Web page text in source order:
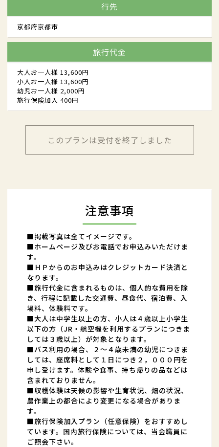
行先
京都府京都市
旅行代金
大人お一人様 13,600円
小人お一人様 13,600円
幼児お一人様 2,000円
旅行保険加入 400円
このプランは受付を終了しました
注意事項
■掲載写真は全てイメージです。
■ホームページ及びお電話でお申込みいただけま
す。
■ＨＰからのお申込みはクレジットカード決済と
なります。
■旅行代金に含まれるものは、個人的な費用を除
き、行程に記載した交通費、昼食代、宿泊費、入
場料、体験料です。
■大人は中学生以上の方、小人は４歳以上小学生
以下の方（JR・航空機を利用するプランにつきま
しては３歳以上）が対象となります。
■バス利用の場合、２～４歳未満の幼児につきま
しては、座席料として１日につき２，０００円を
申し受けます。体験や食事、持ち帰りの品などは
含まれておりません。
■収穫体験は天候の影響や生育状況、畑の状況、
農作業上の都合により変更になる場合がありま
す。
■旅行保険加入プラン（任意保険）をおすすめし
ています。国内旅行保険については、当会職員に
ご照会下さい。